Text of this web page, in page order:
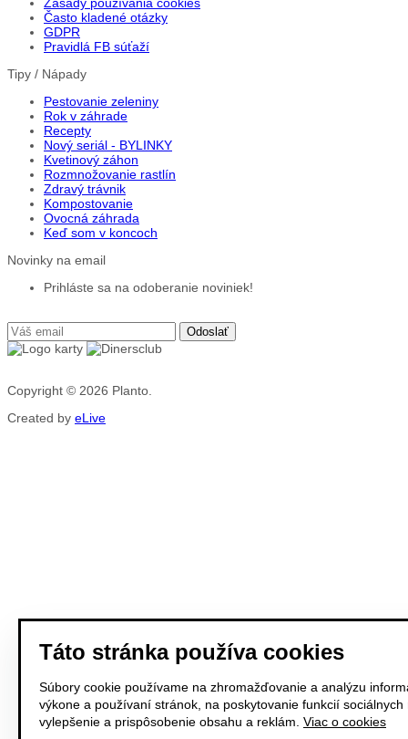
Často kladené otázky
GDPR
Pravidlá FB súťaží
Tipy / Nápady
Pestovanie zeleniny
Rok v záhrade
Recepty
Nový seriál - BYLINKY
Kvetinový záhon
Rozmnožovanie rastlín
Zdravý trávnik
Kompostovanie
Ovocná záhrada
Keď som v koncoch
Novinky na email
Prihláste sa na odoberanie noviniek!
Copyright © 2026 Planto.
Created by eLive
Táto stránka používa cookies
Súbory cookie používame na zhromažďovanie a analýzu
výkone a používaní stránok, na poskytovanie funkcií sociálnych
vylepšenie a prispôsobenie obsahu a reklám. Viac o cookies